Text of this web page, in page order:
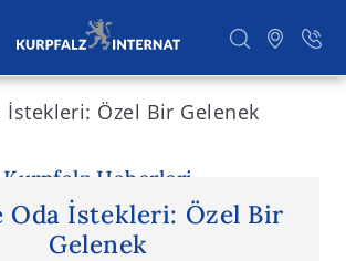
Kurpfalz Haberleri
Oda İstekleri: Özel Bir
Gelenek